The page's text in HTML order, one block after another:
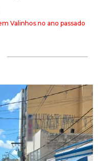
Valinhos no ano passado